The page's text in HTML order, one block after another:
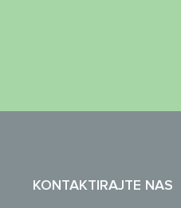
KONTAKTIRAJTE NAS